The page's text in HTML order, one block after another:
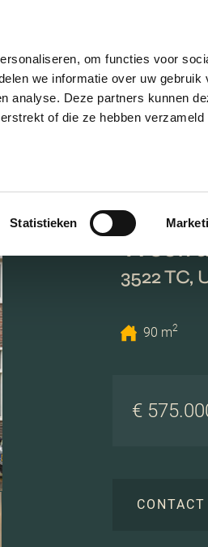
om functies voor
we informatie over uw gebruik
analyse. Deze partners kunnen
of die ze hebben verzameld
Statistieken
3522 TC,
90 m2
€
CONTACT